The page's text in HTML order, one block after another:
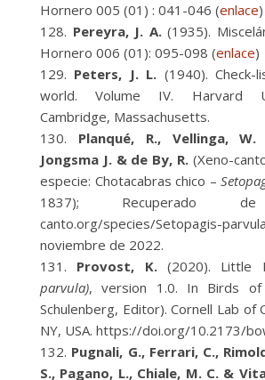
Hornero 005 (01) : 041-046 (enlace)
Pereyra, J. A.(1935).
Hornero 006 (01): 095-098 (enlace)
Peters, J. L. (1940).
world. Volume IV. Harvard
Cambridge, Massachusetts.
Planqué, R., Vellinga,
Jongsma J. & de By, R.(Xeno-
especie: Chotacabras chico –
1837); Recuperado de
canto.org/species/
noviembre de 2022.
Provost, K.(2020). Little
parvula), version 1.0. In Birds
Schulenberg, Editor). Cornell Lab of
NY, USA. https://doi.org/10.2173/
Pugnali, G., Ferrari, C.,
S., Pagano, L., Chiale, M. C. &